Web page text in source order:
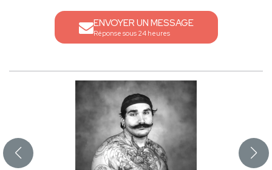
ENVOYER UN MESSAGE
Réponse sous 24 heures